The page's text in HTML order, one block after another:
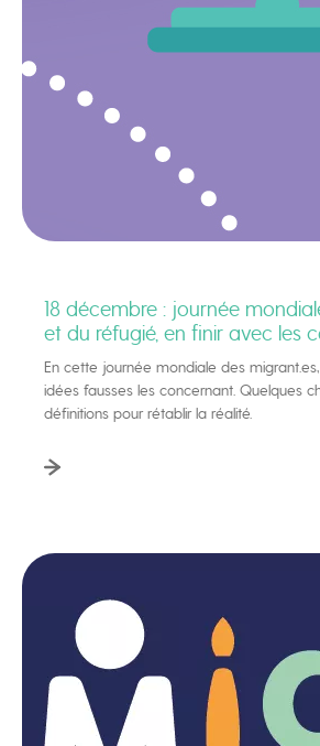
18 décembre : journée
et du réfugié, en finir avec les
En cette journée mondiale des
idées fausses les concernant. Quelques
définitions pour rétablir la réalité.